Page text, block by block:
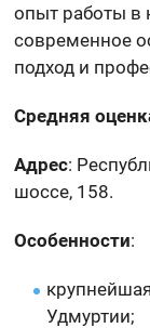
опыт работы в
современное
подход и
Средняя
Адрес:
шоссе, 158.
Особенности:
Удмуртии;